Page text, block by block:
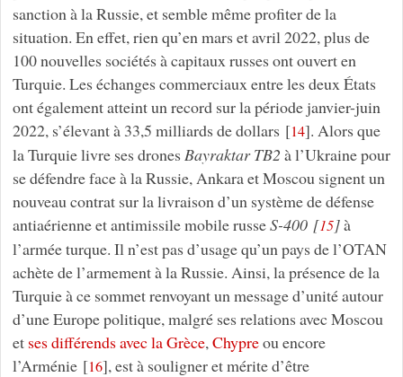
sanction à la Russie, et semble même profiter de la
situation. En effet, rien qu’en mars et avril 2022, plus de
100 nouvelles sociétés à capitaux russes ont ouvert en
Turquie. Les échanges commerciaux entre les deux États
ont également atteint un record sur la période janvier-juin
2022, s’élevant à 33,5 milliards de dollars [14]. Alors que
la Turquie livre ses drones Bayraktar TB2 à l’Ukraine pour
se défendre face à la Russie, Ankara et Moscou signent un
nouveau contrat sur la livraison d’un système de défense
antiaérienne et antimissile mobile russeS-400[15]à
l’armée turque. Il n’est pas d’usage qu’un pays de l’OTAN
achète de l’armement à la Russie. Ainsi, la présence de la
Turquie à ce sommet renvoyant un message d’unité autour
d’une Europe politique, malgré ses relations avec Moscou
et ses différends avec la Grèce,Chypreou encore
l’Arménie[16], est à souligner et mérite d’être